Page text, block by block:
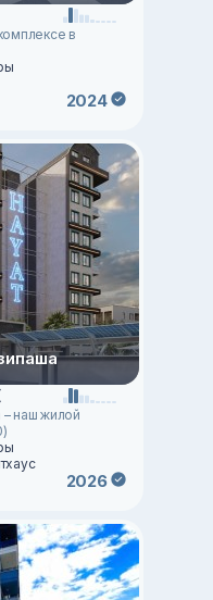
в
2024
– наш жилой
2026